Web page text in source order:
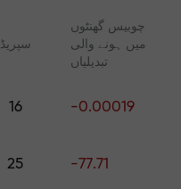
سپریڈ
چوبیس گھنٹوں
میں ہونے والی
تبدیلیاں
16 -0.00019
25 -77.71
روزانہ کی پیش گوئیاں